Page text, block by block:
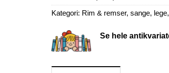
Kategori: Rim & remser, sange,
Se hele